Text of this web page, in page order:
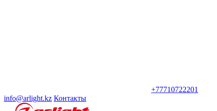
+77710722201
info@arlight.kz Контакты